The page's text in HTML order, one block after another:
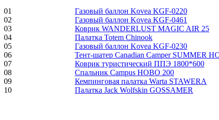
01
Газовый баллон Kovea KGF-0220
02
Газовый баллон Kovea KGF-0461
03
Коврик WANDERLUST MAGIC AIR 25
04
Палатка Totem Chinook
05
Газовый баллон Kovea KGF-0230
06
Тент-шатер Canadian Camper SUMMER
07
Коврик туристический ППЭ 1800*600
08
Спальник Campus HOBO 200
09
Кемпинговая палатка Warta STAWERA
10
Палатка Jack Wolfskin GOSSAMER